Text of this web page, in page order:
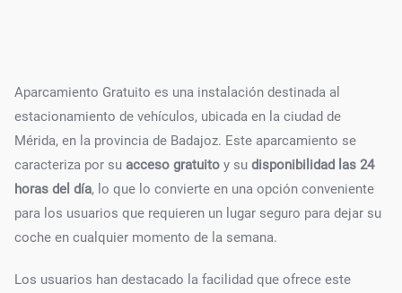
Aparcamiento Gratuito es una instalación destinada al
estacionamiento de vehículos, ubicada en la ciudad de
Mérida, en la provincia de Badajoz. Este aparcamiento se
caracteriza por su acceso gratuito y su disponibilidad las 24
horas del día, lo que lo convierte en una opción conveniente
para los usuarios que requieren un lugar seguro para dejar su
coche en cualquier momento de la semana.
Los usuarios han destacado la facilidad que ofrece este